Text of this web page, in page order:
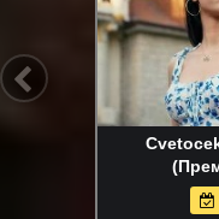
Рустам